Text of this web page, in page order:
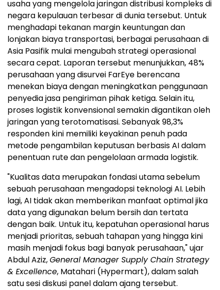
usaha yang mengelola jaringan distribusi kompleks di
negara kepulauan terbesar di dunia tersebut. Untuk
menghadapi tekanan margin keuntungan dan
lonjakan biaya transportasi, berbagai perusahaan di
Asia Pasifik mulai mengubah strategi operasional
secara cepat. Laporan tersebut menunjukkan, 48%
perusahaan yang disurvei FarEye berencana
menekan biaya dengan meningkatkan penggunaan
penyedia jasa pengiriman pihak ketiga. Selain itu,
proses logistik konvensional semakin digantikan oleh
jaringan yang terotomatisasi. Sebanyak 98,3%
responden kini memiliki keyakinan penuh pada
metode pengambilan keputusan berbasis AI dalam
penentuan rute dan pengelolaan armada logistik.
"Kualitas data merupakan fondasi utama sebelum
sebuah perusahaan mengadopsi teknologi AI. Lebih
lagi, AI tidak akan memberikan manfaat optimal jika
data yang digunakan belum bersih dan tertata
dengan baik. Untuk itu, kepatuhan operasional harus
menjadi prioritas, sebuah tahapan yang hingga kini
masih menjadi fokus bagi banyak perusahaan," ujar
Abdul Aziz,General Manager Supply Chain Strategy
& Excellence, Matahari (Hypermart), dalam salah
satu sesi diskusi panel dalam ajang tersebut.